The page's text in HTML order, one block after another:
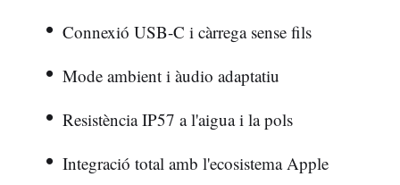
Connexió USB-C i càrrega sense fils
Mode ambient i àudio adaptatiu
Resistència IP57 a l'aigua i la pols
Integració total amb l'ecosistema Apple